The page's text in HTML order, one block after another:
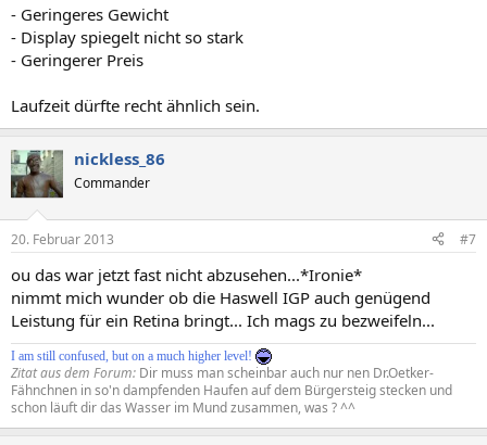
- Geringeres Gewicht
- Display spiegelt nicht so stark
- Geringerer Preis
Laufzeit dürfte recht ähnlich sein.
nickless_86
Commander
20. Februar 2013 #7
ou das war jetzt fast nicht abzusehen...*Ironie*
nimmt mich wunder ob die Haswell IGP auch genügend
Leistung für ein Retina bringt... Ich mags zu bezweifeln...
I am still confused, but on a much higher level!
Zitat aus dem Forum: Dir muss man scheinbar auch nur nen Dr.Oetker-
Fähnchnen in so'n dampfenden Haufen auf dem Bürgersteig stecken und
schon läuft dir das Wasser im Mund zusammen, was ? ^^